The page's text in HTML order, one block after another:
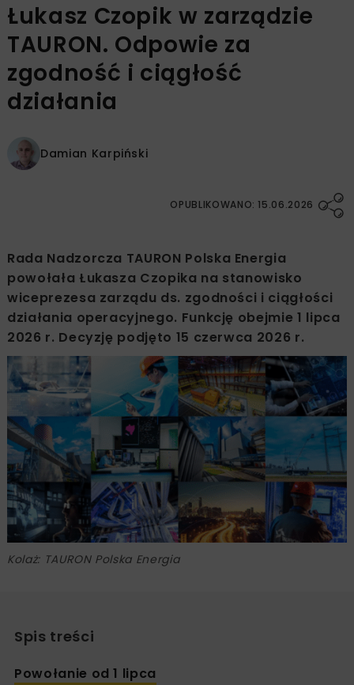
Łukasz Czopik w zarządzie
TAURON. Odpowie za
zgodność i ciągłość
działania
Damian Karpiński
OPUBLIKOWANO: 15.06.2026
Rada Nadzorcza TAURON Polska Energia
powołała Łukasza Czopika na stanowisko
wiceprezesa zarządu ds. zgodności i ciągłości
działania operacyjnego. Funkcję obejmie 1 lipca
2026 r. Decyzję podjęto 15 czerwca 2026 r.
Kolaż: TAURON Polska Energia
Spis treści
Powołanie od 1 lipca